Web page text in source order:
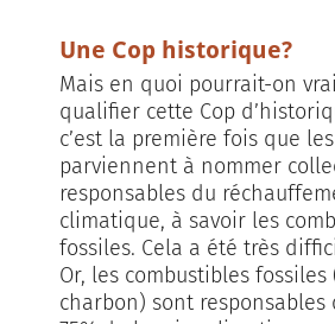
Une Cop historique?
Mais en quoi pourrait-on
qualifier cette Cop
c’est la première fois que
parviennent à nommer
responsables du
climatique, à savoir les
fossiles. Cela a été très
Or, les combustibles fossiles
charbon) sont responsables